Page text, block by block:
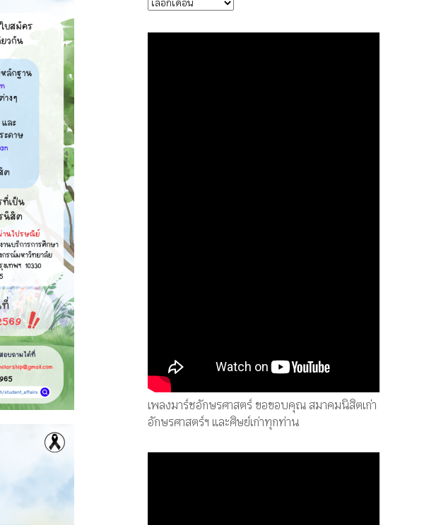
เพลงมาร์ชอักษรศาสตร์ ขอขอบคุณ สมาคมนิสิตเก่า
อักษรศาสตร์ฯ และศิษย์เก่าทุกท่าน